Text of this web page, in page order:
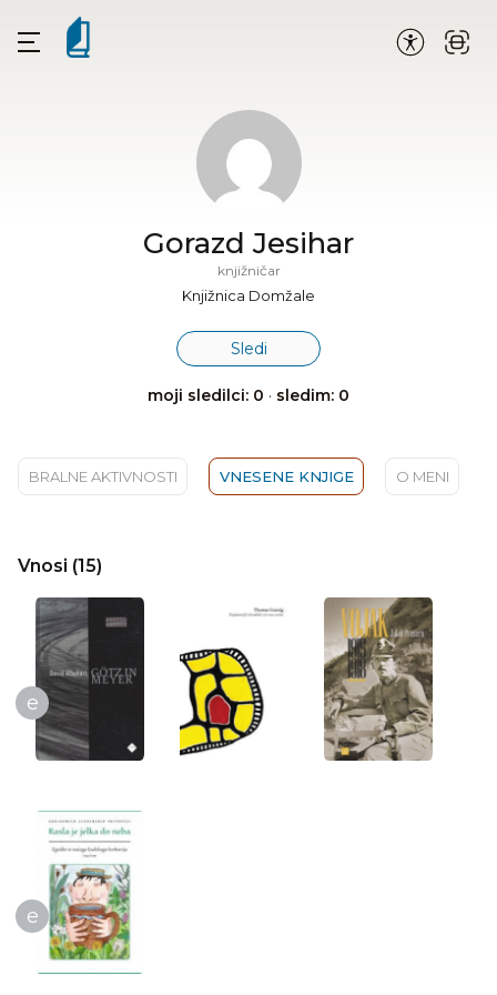
Gorazd Jesihar
knjižničar
Knjižnica Domžale
Sledi
moji sledilci: 0 · sledim: 0
BRALNE AKTIVNOSTI VNESENE KNJIGE O MENI
Vnosi (15)
e
e